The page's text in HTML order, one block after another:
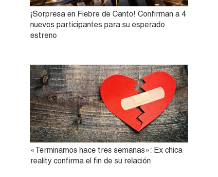
¡Sorpresa en Fiebre de Canto! Confirman a 4
nuevos participantes para su esperado
estreno
«Terminamos hace tres semanas»: Ex chica
reality confirma el fin de su relación